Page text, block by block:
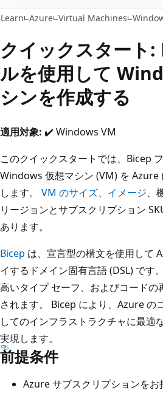
プ
Learn Azure Virtual Machines
クイックスタート:
ルを使用して
シンを作成する
適用対象: ✔️ Windows VM
このクイックスタートでは、Bicep
Windows 仮想マシン (VM) を Azure
します。 VM のサイズ、 イメージ、
リージョンとサブスクリプション
あります。
Bicep は、宣言型の構文を使用して
イするドメイン固有言語 (DSL) です
高いタイプ セーフ、およびコードの
されます。 Bicep により、Azure の
してのインフラストラクチャに最適
実現します。
前提条件
Azure サブスクリプションを